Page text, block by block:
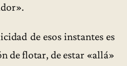
de esos instantes es
de flotar, de estar «allá»